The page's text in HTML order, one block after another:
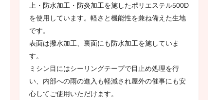
上・防水加工・防炎加工を施したポリエステル500D
を使用しています。軽さと機能性を兼ね備えた生地
です。
表面は撥水加工、裏面にも防水加工を施していま
す。
ミシン目にはシーリングテープで目止め処理を行
い、内部への雨の進入も軽減され屋外の催事にも安
心してご使用いただけます。